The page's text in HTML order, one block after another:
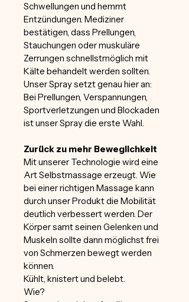
Schwellungen und hemmt
Entzündungen. Mediziner
bestätigen, dass Prellungen,
Stauchungen oder muskuläre
Zerrungen schnellstmöglich mit
Kälte behandelt werden sollten.
Unser Spray setzt genau hier an:
Bei Prellungen, Verspannungen,
Sportverletzungen und Blockaden
ist unser Spray die erste Wahl.
Zurück zu mehr Beweglichkeit
Mit unserer Technologie wird eine
Art Selbstmassage erzeugt. Wie
bei einer richtigen Massage kann
durch unser Produkt die Mobilität
deutlich verbessert werden. Der
Körper samt seinen Gelenken und
Muskeln sollte dann möglichst frei
von Schmerzen bewegt werden
können.
Kühlt, knistert und belebt.
Wie?